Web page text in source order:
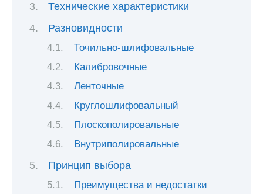
Технические характеристики
Разновидности
Точильно-шлифовальные
Калибровочные
Ленточные
Круглошлифовальный
Плоскополировальные
Внутриполировальные
Принцип выбора
Преимущества и недостатки